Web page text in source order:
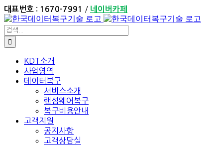
Skip
to
content
대표번호 : 1670-7991 / 네이버카페
검
색:
KDT소개
사업영역
데이터복구
서비스소개
랜섬웨어복구
복구비용안내
고객지원
공지사항
고객상담실